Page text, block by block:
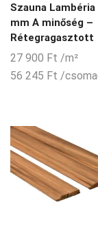
Szauna Lambéria
mm A minőség –
Rétegragasztott
27 900 Ft /m²
56 245 Ft /